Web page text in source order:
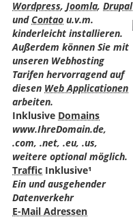
Wordpress, Joomla, Drupal
und Contao u.v.m.
kinderleicht installieren.
Außerdem können Sie mit
unseren Webhosting
Tarifen hervorragend auf
diesen Web Applicationen
arbeiten.
Inklusive Domains
www.IhreDomain.de,
.com, .net, .eu, .us,
weitere optional möglich.
Traffic Inklusive¹
Ein und ausgehender
Datenverkehr
E-Mail Adressen